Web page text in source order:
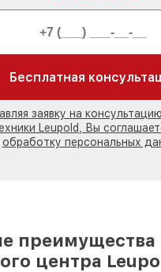
Бесплатная
заявку на
Leupold, Вы
обработку персональных
преимущества
центра